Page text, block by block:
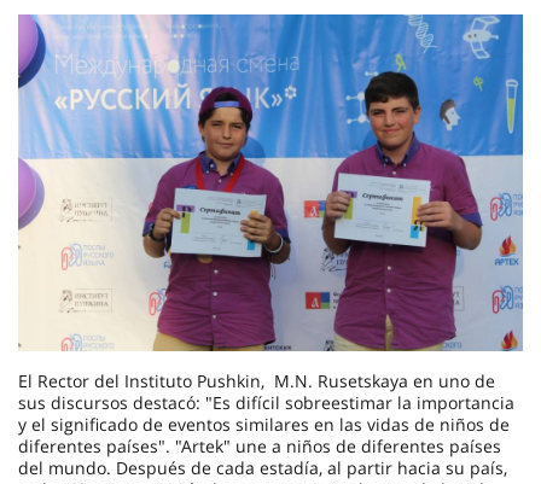
El Rector del Instituto Pushkin, M.N. Rusetskaya en uno de
sus discursos destacó: "Es difícil sobreestimar la importancia
y el significado de eventos similares en las vidas de niños de
diferentes países". "Artek" une a niños de diferentes países
del mundo. Después de cada estadía, al partir hacia su país,